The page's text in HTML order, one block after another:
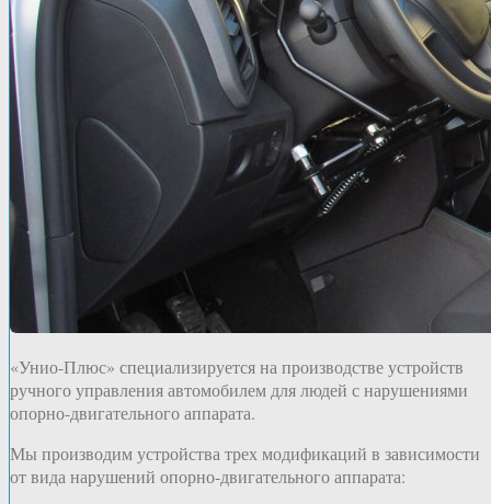
«Унио-Плюс» специализируется на производстве устройств
ручного управления автомобилем для людей с нарушениями
опорно-двигательного аппарата.
Мы производим устройства трех модификаций в зависимости
от вида нарушений опорно-двигательного аппарата: